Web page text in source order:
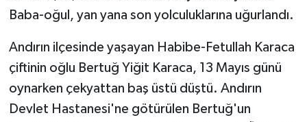
Baba-oğul, yan yana son yolculuklarına uğurlandı.
Andırın ilçesinde yaşayan Habibe-Fetullah Karaca
çiftinin oğlu Bertuğ Yiğit Karaca, 13 Mayıs günü
oynarken çekyattan baş üstü düştü. Andırın
Devlet Hastanesi'ne götürülen Bertuğ'un